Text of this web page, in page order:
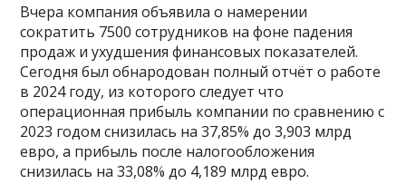
Вчера компания объявила о намерении
сократить 7500 сотрудников на фоне падения
продаж и ухудшения финансовых показателей.
Сегодня был обнародован полный отчёт о работе
в 2024 году, из которого следует что
операционная прибыль компании по сравнению с
2023 годом снизилась на 37,85% до 3,903 млрд
евро, а прибыль после налогообложения
снизилась на 33,08% до 4,189 млрд евро.